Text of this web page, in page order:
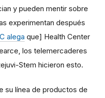
y pueden mentir sobre
experimentan después
alega que] Health Center
los telemercaderes
Stem hicieron esto.
su línea de productos de